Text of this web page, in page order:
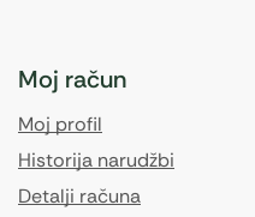
Moj račun
Moj profil
Historija narudžbi
Detalji računa